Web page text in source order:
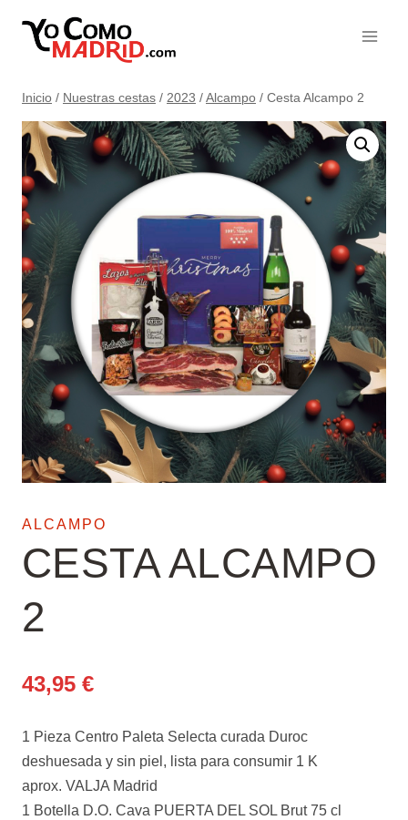
contenido
Inicio / Nuestras cestas / 2023 / Alcampo / Cesta Alcampo 2
ALCAMPO
CESTA ALCAMPO
2
43,95 €
1 Pieza Centro Paleta Selecta curada Duroc
deshuesada y sin piel, lista para consumir 1 K
aprox. VALJA Madrid
1 Botella D.O. Cava PUERTA DEL SOL Brut 75 cl